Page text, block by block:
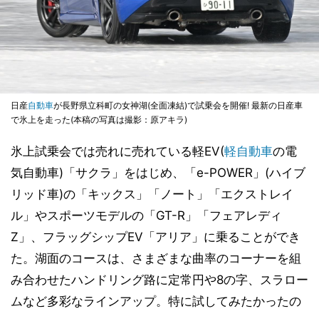
日産自動車が長野県立科町の女神湖(全面凍結)で試乗会を開催! 最新の日産車
で氷上を走った(本稿の写真は撮影：原アキラ)
氷上試乗会では売れに売れている軽EV(軽自動車の電
気自動車)「サクラ」をはじめ、「e-POWER」(ハイブ
リッド車)の「キックス」「ノート」「エクストレイ
ル」やスポーツモデルの「GT-R」「フェアレディ
Z」、フラッグシップEV「アリア」に乗ることができ
た。湖面のコースは、さまざまな曲率のコーナーを組
み合わせたハンドリング路に定常円や8の字、スラロー
ムなど多彩なラインアップ。特に試してみたかったの